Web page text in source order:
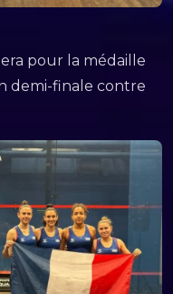
pour la médaille
demi-finale contre